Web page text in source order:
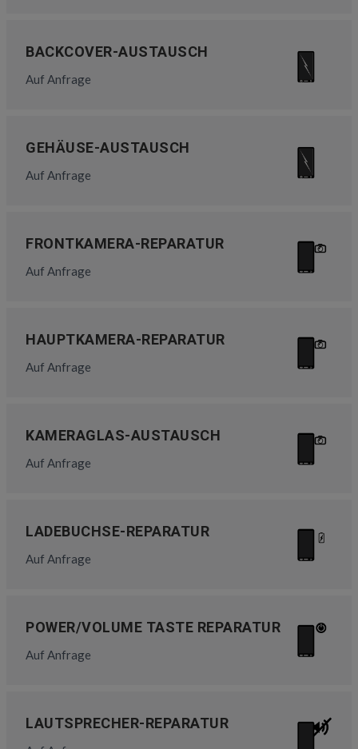
BACKCOVER-AUSTAUSCH
Auf Anfrage
GEHÄUSE-AUSTAUSCH
Auf Anfrage
FRONTKAMERA-REPARATUR
Auf Anfrage
HAUPTKAMERA-REPARATUR
Auf Anfrage
KAMERAGLAS-AUSTAUSCH
Auf Anfrage
LADEBUCHSE-REPARATUR
Auf Anfrage
POWER/VOLUME TASTE REPARATUR
Auf Anfrage
LAUTSPRECHER-REPARATUR